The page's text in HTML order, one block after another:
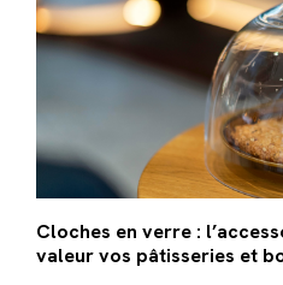
Cloches en verre :
valeur vos pâtisseries et